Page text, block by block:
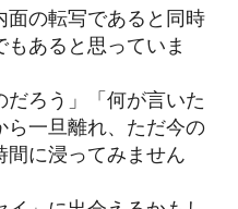
の転写であると同時
あると思っていま
だろう」「何が言いた
ら一旦離れ、ただ今の
間に浸ってみません